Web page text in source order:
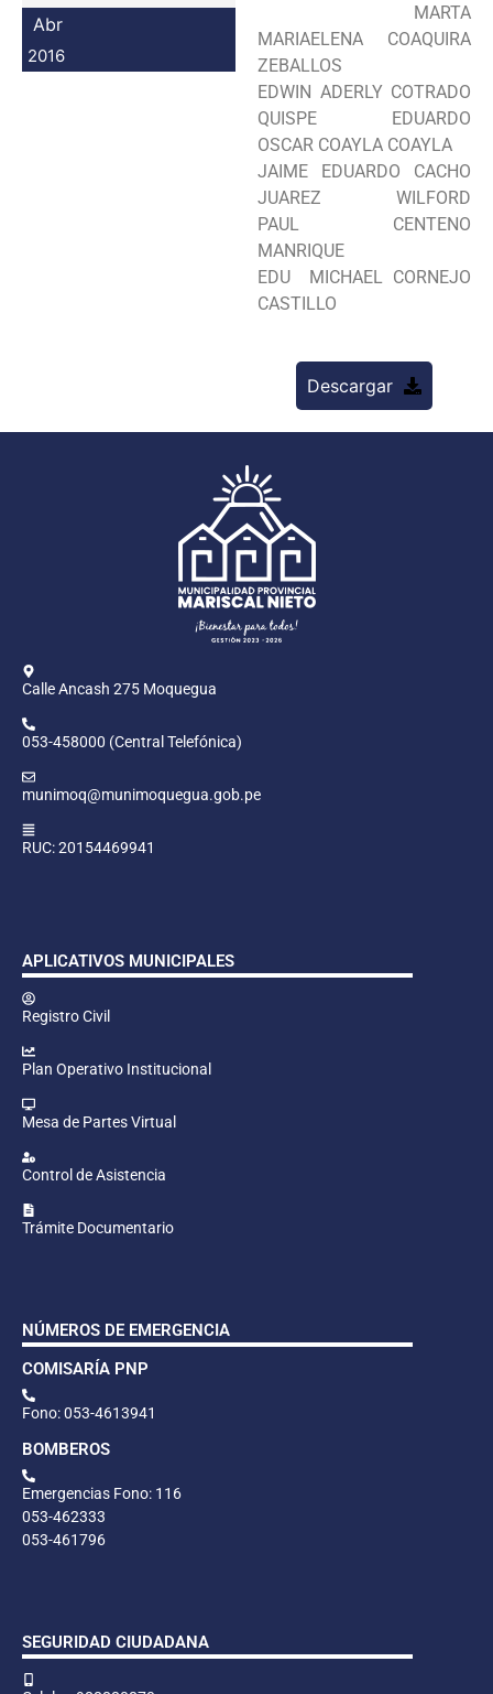
Abr
2016
MARTA
MARIAELENA COAQUIRA
ZEBALLOS
EDWIN ADERLY COTRADO
QUISPE EDUARDO
OSCAR COAYLA COAYLA
JAIME EDUARDO CACHO
JUAREZ WILFORD
PAUL CENTENO
MANRIQUE
EDU MICHAEL CORNEJO
CASTILLO
Descargar
Calle Ancash 275 Moquegua
053-458000 (Central Telefónica)
munimoq@munimoquegua.gob.pe
RUC: 20154469941
APLICATIVOS MUNICIPALES
Registro Civil
Plan Operativo Institucional
Mesa de Partes Virtual
Control de Asistencia
Trámite Documentario
NÚMEROS DE EMERGENCIA
COMISARÍA PNP
Fono: 053-4613941
BOMBEROS
Emergencias Fono: 116
053-462333
053-461796
SEGURIDAD CIUDADANA